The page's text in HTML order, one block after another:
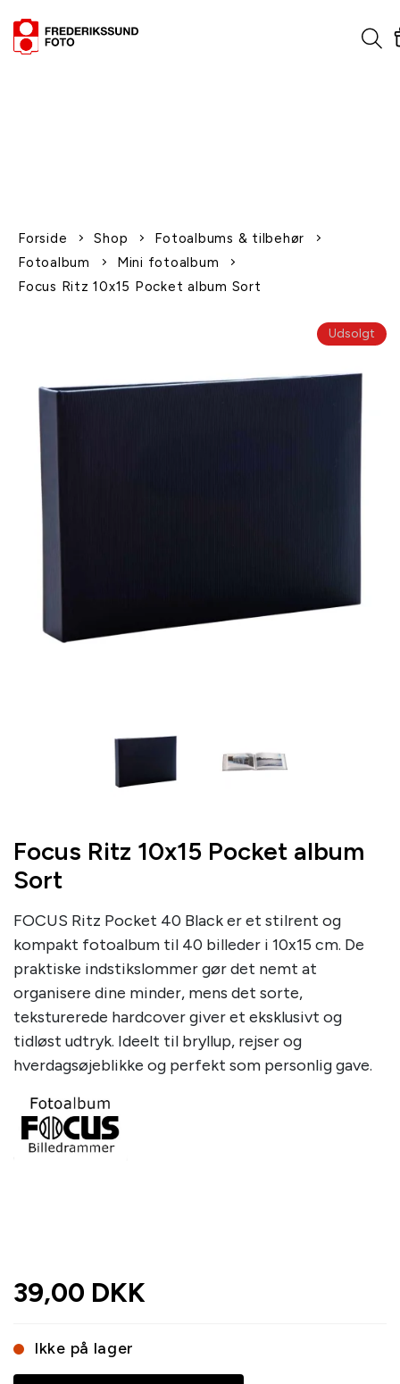
Forside Shop
Fotoalbums & tilbehør
Fotoalbum
Mini fotoalbum
Focus Ritz 10x15 Pocket album Sort
Udsolgt
Focus Ritz 10x15 Pocket album
Sort
FOCUS Ritz Pocket 40 Black er et stilrent og
kompakt fotoalbum til 40 billeder i 10x15 cm. De
praktiske indstikslommer gør det nemt at
organisere dine minder, mens det sorte,
teksturerede hardcover giver et eksklusivt og
tidløst udtryk. Ideelt til bryllup, rejser og
hverdagsøjeblikke og perfekt som personlig gave.
39,00 DKK
Ikke på lager